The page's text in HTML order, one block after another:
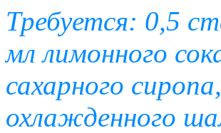
Требуется: 0,5
мл лимонного
сахарного
охлажденного